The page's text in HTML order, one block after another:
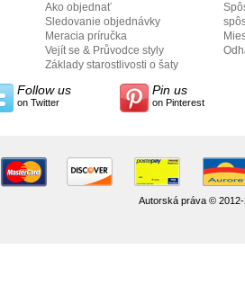
Ako objednať
Sledovanie objednávky
Meracia príručka
Vejít se & Průvodce styly
Základy starostlivosti o šaty
Follow us
on Twitter
Pin us
on Pinterest
Autorská práva ©